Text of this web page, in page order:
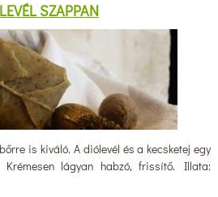
SZAPPAN
is kiváló. A diólevél és a kecsketej egy
Krémesen lágyan habzó, frissítő. Illata: